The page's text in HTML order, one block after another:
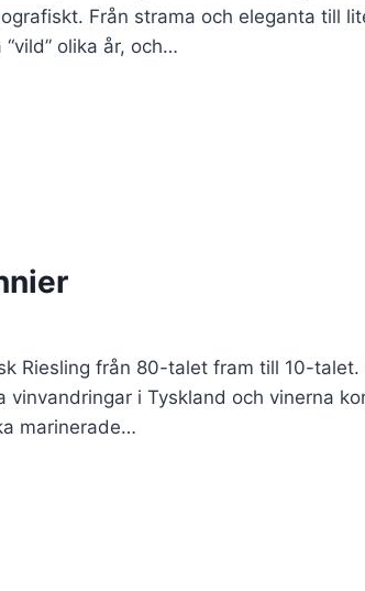
Från strama och eleganta till
olika år, och…
Riesling från 80-talet fram till 10-
i Tyskland och vinerna
marinerade…